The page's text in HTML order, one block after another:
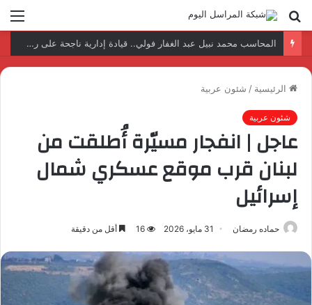
بحث
عن
نتائج إيجابية بعد زيارة وفد الجامعة المصرية النتائج إيجابية بعد زيارة وفد الجامعة المصرية الروسية لمصنع الإلكترونياتروسية لمصنع الإلكترونيات
الرئيسية / شئون عربية
شئون عربية
عاجل | انفجار مسيّرة أُطلقت من
لبنان قرب موقع عسكري شمال
إسرائيل
حماده رمضان 31 مايو، 2026 16 أقل من دقيقة